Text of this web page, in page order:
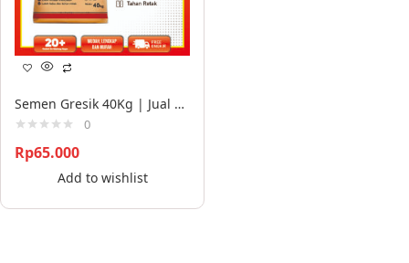
Semen Gresik 40Kg | Jual Semen Gresik
0
Rp65.000
Add to wishlist